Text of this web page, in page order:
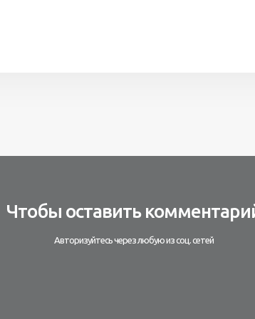
Чтобы оставить
Авторизуйтесь через любую из соц. сетей